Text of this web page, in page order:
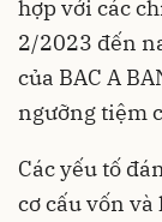
hợp với các
2/2023 đến
của BAC A
ngưỡng tiệm
Các yếu tố
cơ cấu vốn